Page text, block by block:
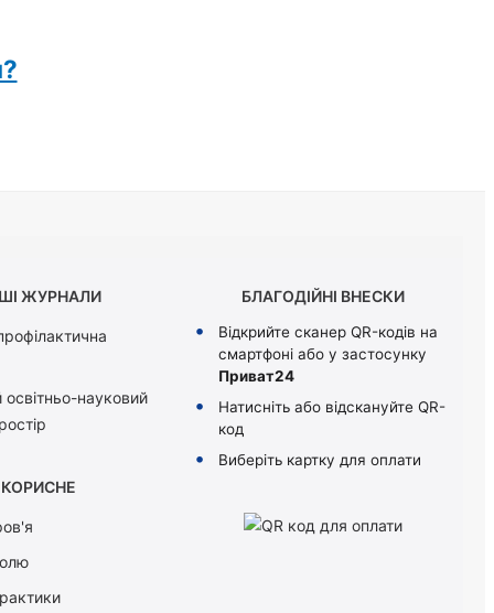
ЖУРНАЛИ
освітньо-науковий
КОРИСНЕ
БЛАГОДІЙНІ ВНЕСКИ
Відкрийте сканер QR-кодів на
смартфоні або у застосунку
Приват24
Натисніть або відскануйте QR-
код
Виберіть картку для оплати